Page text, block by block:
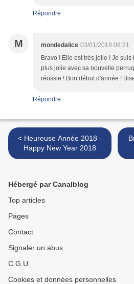
Répondre
M mondedalice 03/01/2018 08:21
Bravo ! Elle est très jolie ! Je
plus jolie avec sa nouvelle
réussie ! Bon début d'année !
Répondre
< Heureuse Année 2018 -
Happy New Year 2018
Hébergé par Canalblog
Top articles
Pages
Contact
Signaler un abus
C.G.U.
Cookies et données personnelles